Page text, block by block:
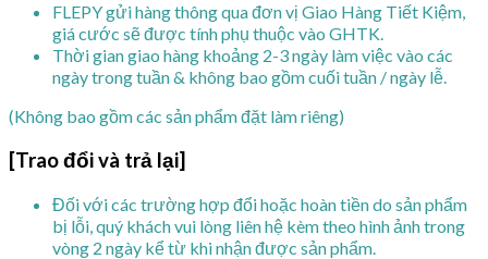
FLEPY gửi hàng thông qua đơn vị Giao Hàng Tiết Kiệm,
giá cước sẽ được tính phụ thuộc vào GHTK.
Thời gian giao hàng khoảng 2-3 ngày làm việc vào các
ngày trong tuần & không bao gồm cuối tuần / ngày lễ.
(Không bao gồm các sản phẩm đặt làm riêng)
[Trao đổi và trả lại]
Đối với các trường hợp đổi hoặc hoàn tiền do sản phẩm
bị lỗi, quý khách vui lòng liên hệ kèm theo hình ảnh trong
vòng 2 ngày kể từ khi nhận được sản phẩm.